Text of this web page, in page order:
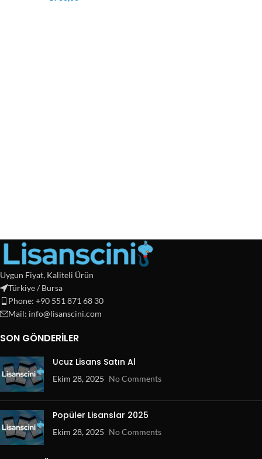
Uygun Fiyat, Kaliteli Ürün
Türkiye / Bursa
Phone: +90 551 871 68 30
Mail: info@lisanscini.com
SON GÖNDERILER
Ucuz Lisans Satın Al
Ekim 28, 2025 No Comments
Popüler Lisanslar 2025
Ekim 28, 2025 No Comments